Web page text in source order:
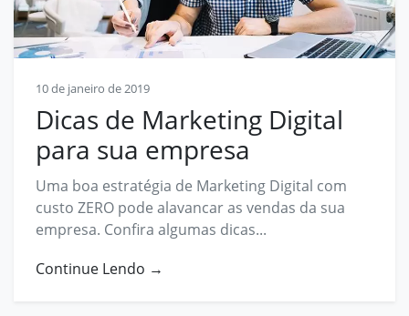
10 de janeiro de 2019
Dicas de Marketing Digital
para sua empresa
Uma boa estratégia de Marketing Digital com
custo ZERO pode alavancar as vendas da sua
empresa. Confira algumas dicas...
Continue Lendo →